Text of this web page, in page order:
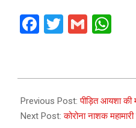
Facebook
Twitter
Gmail
03-
21
Previous Post:पीड़ित आयशा
Next Post:कोरोना नाशक